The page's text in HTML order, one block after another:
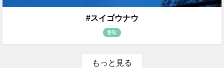
#スイゴウナウ
香取
もっと見る